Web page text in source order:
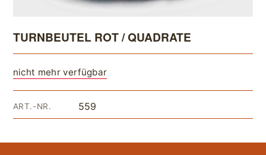
TURNBEUTEL ROT / QUADRATE
nicht mehr verfügbar
ART.-NR. 559